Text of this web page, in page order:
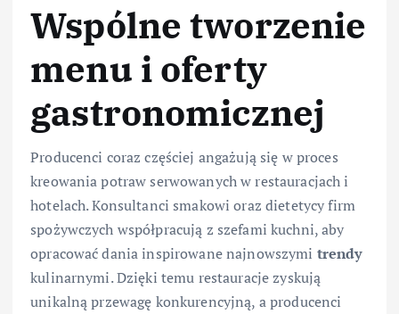
Wspólne tworzenie
menu i oferty
gastronomicznej
Producenci coraz częściej angażują się w proces
kreowania potraw serwowanych w restauracjach i
hotelach. Konsultanci smakowi oraz dietetycy firm
spożywczych współpracują z szefami kuchni, aby
opracować dania inspirowane najnowszymi trendy
kulinarnymi. Dzięki temu restauracje zyskują
unikalną przewagę konkurencyjną, a producenci